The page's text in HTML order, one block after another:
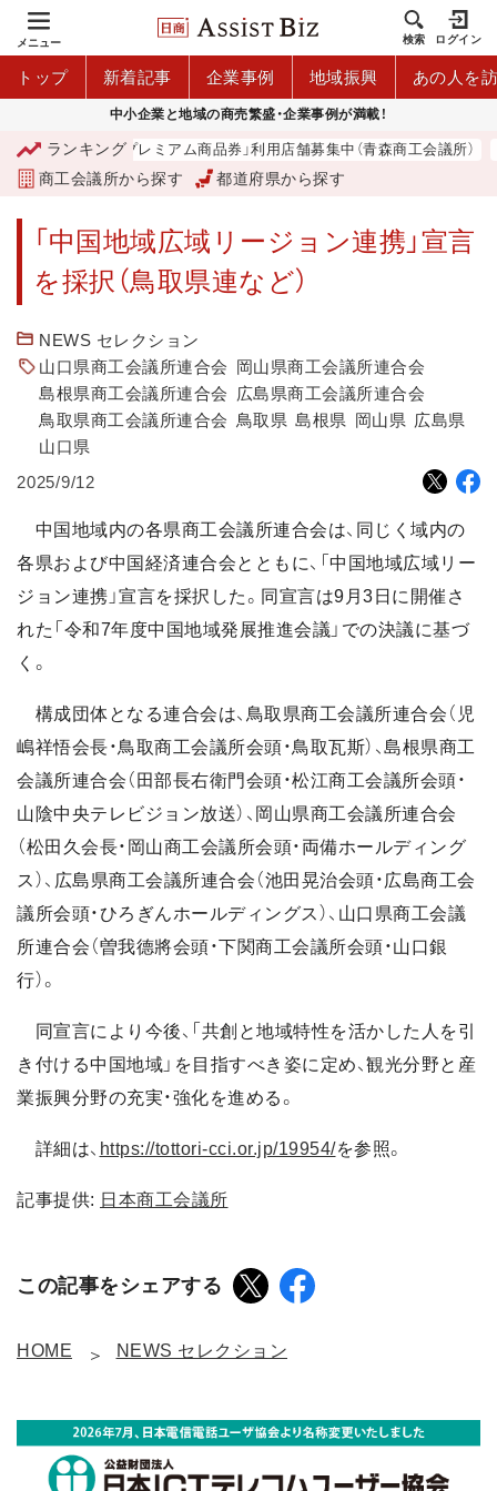
メニュー 検索 ログイン
トップ 新着記事 企業事例 地域振興 あの人を
中小企業と地域の商売繁盛・企業事例が満載！
ランキング
「青森市プレミアム商品券」利用店舗募集中（青森商工会議所）
商工会議所から探す 都道府県から探す
「中国地域広域リージョン連携」宣言
を採択（鳥取県連など）
NEWS セレクション
山口県商工会議所連合会 岡山県商工会議所連合会
島根県商工会議所連合会 広島県商工会議所連合会
鳥取県商工会議所連合会 鳥取県 島根県 岡山県 広島県
山口県
2025/9/12
中国地域内の各県商工会議所連合会は、同じく域内の
各県および中国経済連合会とともに、「中国地域広域リー
ジョン連携」宣言を採択した。同宣言は9月3日に開催さ
れた「令和7年度中国地域発展推進会議」での決議に基づ
く。
構成団体となる連合会は、鳥取県商工会議所連合会（児
嶋祥悟会長・鳥取商工会議所会頭・鳥取瓦斯）、島根県商工
会議所連合会（田部長右衛門会頭・松江商工会議所会頭・
山陰中央テレビジョン放送）、岡山県商工会議所連合会
（松田久会長・岡山商工会議所会頭・両備ホールディング
ス）、広島県商工会議所連合会（池田晃治会頭・広島商工会
議所会頭・ひろぎんホールディングス）、山口県商工会議
所連合会（曽我德將会頭・下関商工会議所会頭・山口銀
行）。
同宣言により今後、「共創と地域特性を活かした人を引
き付ける中国地域」を目指すべき姿に定め、観光分野と産
業振興分野の充実・強化を進める。
詳細は、 https://tottori-cci.or.jp/19954/を参照。
記事提供: 日本商工会議所
この記事をシェアする
HOME NEWS セレクション